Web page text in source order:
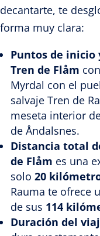
decantarte, te
forma muy clara:
Puntos de inicio
Tren de Flåm
Myrdal con el
salvaje Tren de
meseta interior
de Åndalsnes.
Distancia total
de Flåm es una
solo 20
Rauma te ofrece
de sus 114
Duración del